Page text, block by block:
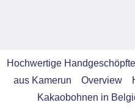
Hochwertige
aus Kamerun
Overview
Kakaobohnen in